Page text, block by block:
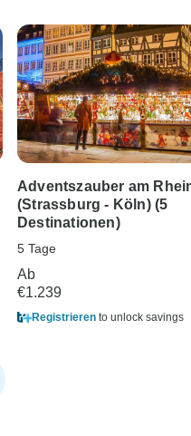
Adventszauber am
(Strassburg - Köln) (5
Destinationen)
5 Tage
Ab
€1.239
Registrieren to unlock savings